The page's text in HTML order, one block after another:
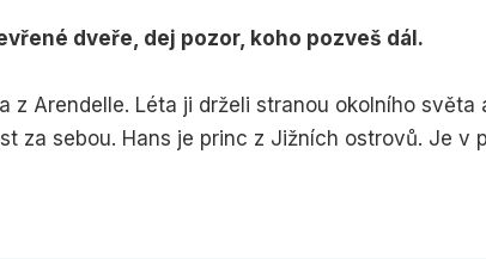
kultura Výchova a pedagogika
dveře, dej pozor, koho pozveš dál.
z Arendelle. Léta ji drželi stranou okolního
za sebou. Hans je princ z Jižních ostrovů. Je v
sám. Jejich světy se setkají při Elsině